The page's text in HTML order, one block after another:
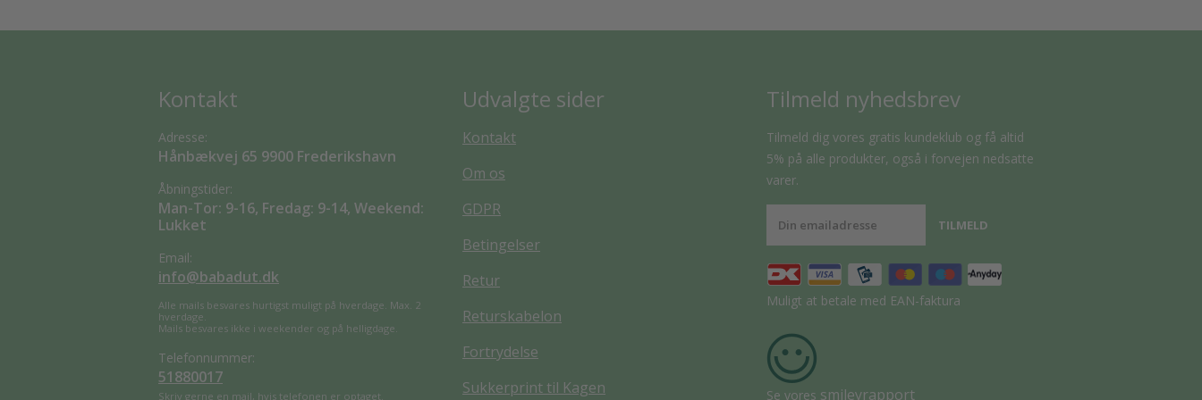
Kontakt
Adresse:
Hånbækvej 65 9900 Frederikshavn
Åbningstider:
Man-Tor: 9-16, Fredag: 9-14, Weekend:
Lukket
Email:
info@babadut.dk
Alle mails besvares hurtigst muligt på hverdage. Max. 2
hverdage.
Mails besvares ikke i weekender og på helligdage.
Telefonnummer:
51880017
Skriv gerne en mail, hvis telefonen er optaget.
Udvalgte sider
Kontakt
Om os
GDPR
Betingelser
Retur
Returskabelon
Fortrydelse
Sukkerprint til Kagen
Tilmeld nyhedsbrev
Tilmeld dig vores gratis kundeklub og få altid
5% på alle produkter, også i forvejen nedsatte
varer.
Muligt at betale med EAN-faktura
Se vores smileyrapport